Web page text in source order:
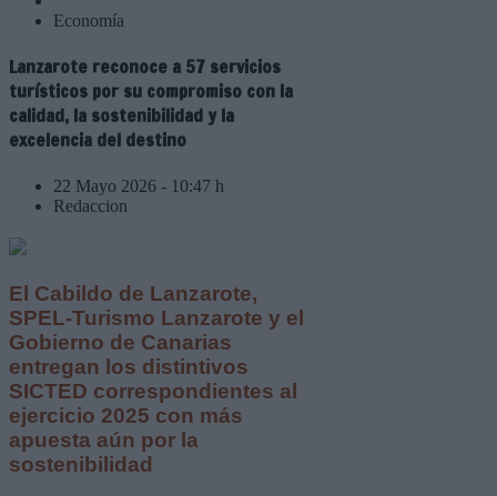
Economía
Lanzarote reconoce a 57 servicios
turísticos por su compromiso con la
calidad, la sostenibilidad y la
excelencia del destino
22 Mayo 2026 - 10:47 h
Redaccion
El Cabildo de Lanzarote,
SPEL-Turismo Lanzarote y el
Gobierno de Canarias
entregan los distintivos
SICTED correspondientes al
ejercicio 2025 con más
apuesta aún por la
sostenibilidad